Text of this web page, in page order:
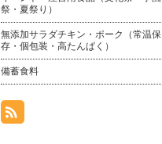
祭・夏祭り）
無添加サラダチキン・ポーク（常温保
存・個包装・高たんぱく）
備蓄食料